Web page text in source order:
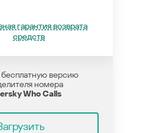
гарантия возврата
средств
бесплатную версию
номера
Who Calls